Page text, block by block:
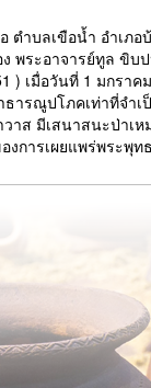
ตำบลเขือน้ำ อำเภอ
พระอาจารย์ทูล ขิ
) เมื่อวันที่ 1 มกราค
ารณูปโภคเท่าที่จำเ
าส มีเสนาสนะป่าเห
การเผยแพร่พระพุท